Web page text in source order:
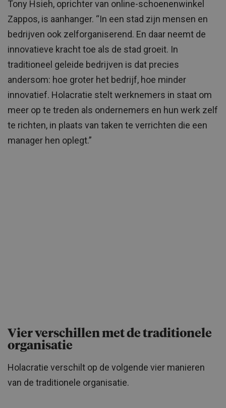
Tony Hsieh, oprichter van online-schoenenwinkel
Zappos, is aanhanger. “In een stad zijn mensen en
bedrijven ook zelforganiserend. En daar neemt de
innovatieve kracht toe als de stad groeit. In
traditioneel geleide bedrijven is dat precies
andersom: hoe groter het bedrijf, hoe minder
innovatief. Holacratie stelt werknemers in staat om
meer op te treden als ondernemers en hun werk zelf
te richten, in plaats van taken te verrichten die een
manager hen oplegt.”
Vier verschillen met de traditionele
organisatie
Holacratie verschilt op de volgende vier manieren
van de traditionele organisatie.